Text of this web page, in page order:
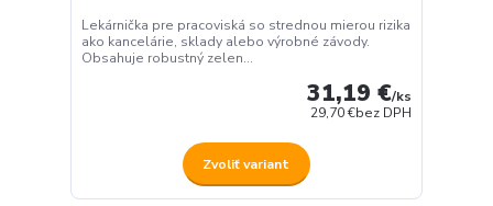
Lekárnička pre pracoviská so strednou mierou rizika
ako kancelárie, sklady alebo výrobné závody.
Obsahuje robustný zelen...
31,19 €/ks
29,70 €bez DPH
Zvoliť variant